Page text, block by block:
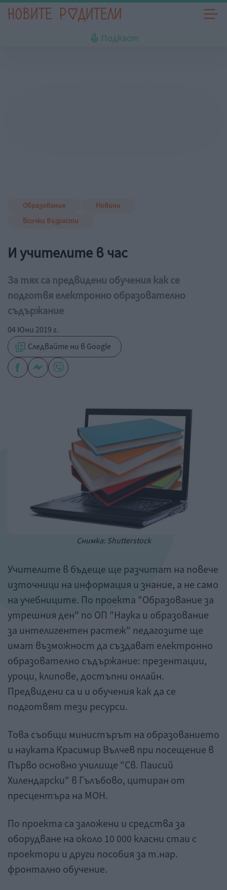
Подкаст
Образование
Новини
Всички възрасти
И учителите в час
За тях са предвидени обучения как се
подготвя електронно образователно
съдържание
04 Юни 2019 г.
Следвайте ни в Google
Снимка: Shutterstock
Учителите в бъдеще ще разчитат на повече
източници на информация и знание, а не само
на учебниците. По проекта "Образование за
утрешния ден" по ОП "Наука и образование
за интелигентен растеж" педагозите ще
имат възможност да създават електронно
образователно съдържание: презентации,
уроци, клипове, достъпни онлайн.
Предвидени са и и обучения как да се
подготвят тези ресурси.
Това съобщи министърът на образованието
и науката Красимир Вълчев при посещение в
Първо основно училище "Св. Паисий
Хилендарски" в Гълъбово, цитиран от
пресцентъра на МОН.
По проекта са заложени и средства за
оборудване на около 10 000 класни стаи с
проектори и други пособия за т.нар.
фронтално обучение.